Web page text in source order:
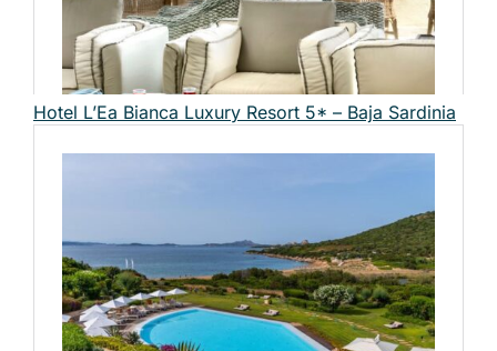
Hotel L’Ea Bianca Luxury Resort 5* – Baja Sardinia